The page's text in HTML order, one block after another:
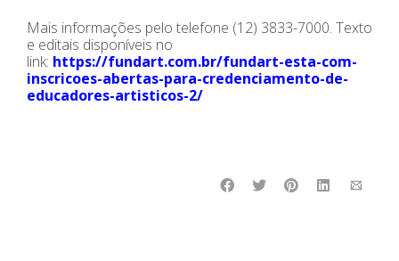
Mais informações pelo telefone (12) 3833-7000. Texto
e editais disponíveis no
link: https://fundart.com.br/fundart-esta-com-
inscricoes-abertas-para-credenciamento-de-
educadores-artisticos-2/